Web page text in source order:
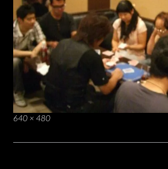
Full
640 × 480